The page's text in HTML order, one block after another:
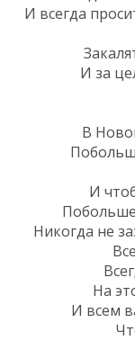
И всегда
И за
В
И
Побольше
Никогда не
На
И всем